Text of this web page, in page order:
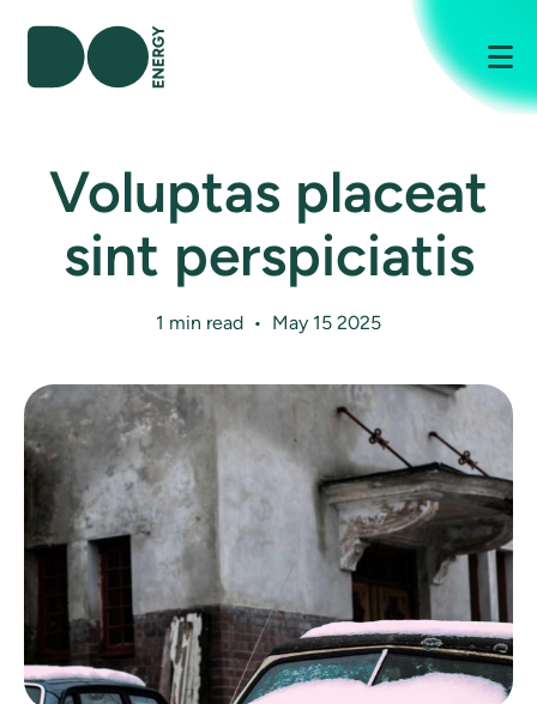
Voluptas placeat
sint perspiciatis
1 min read • May 15 2025